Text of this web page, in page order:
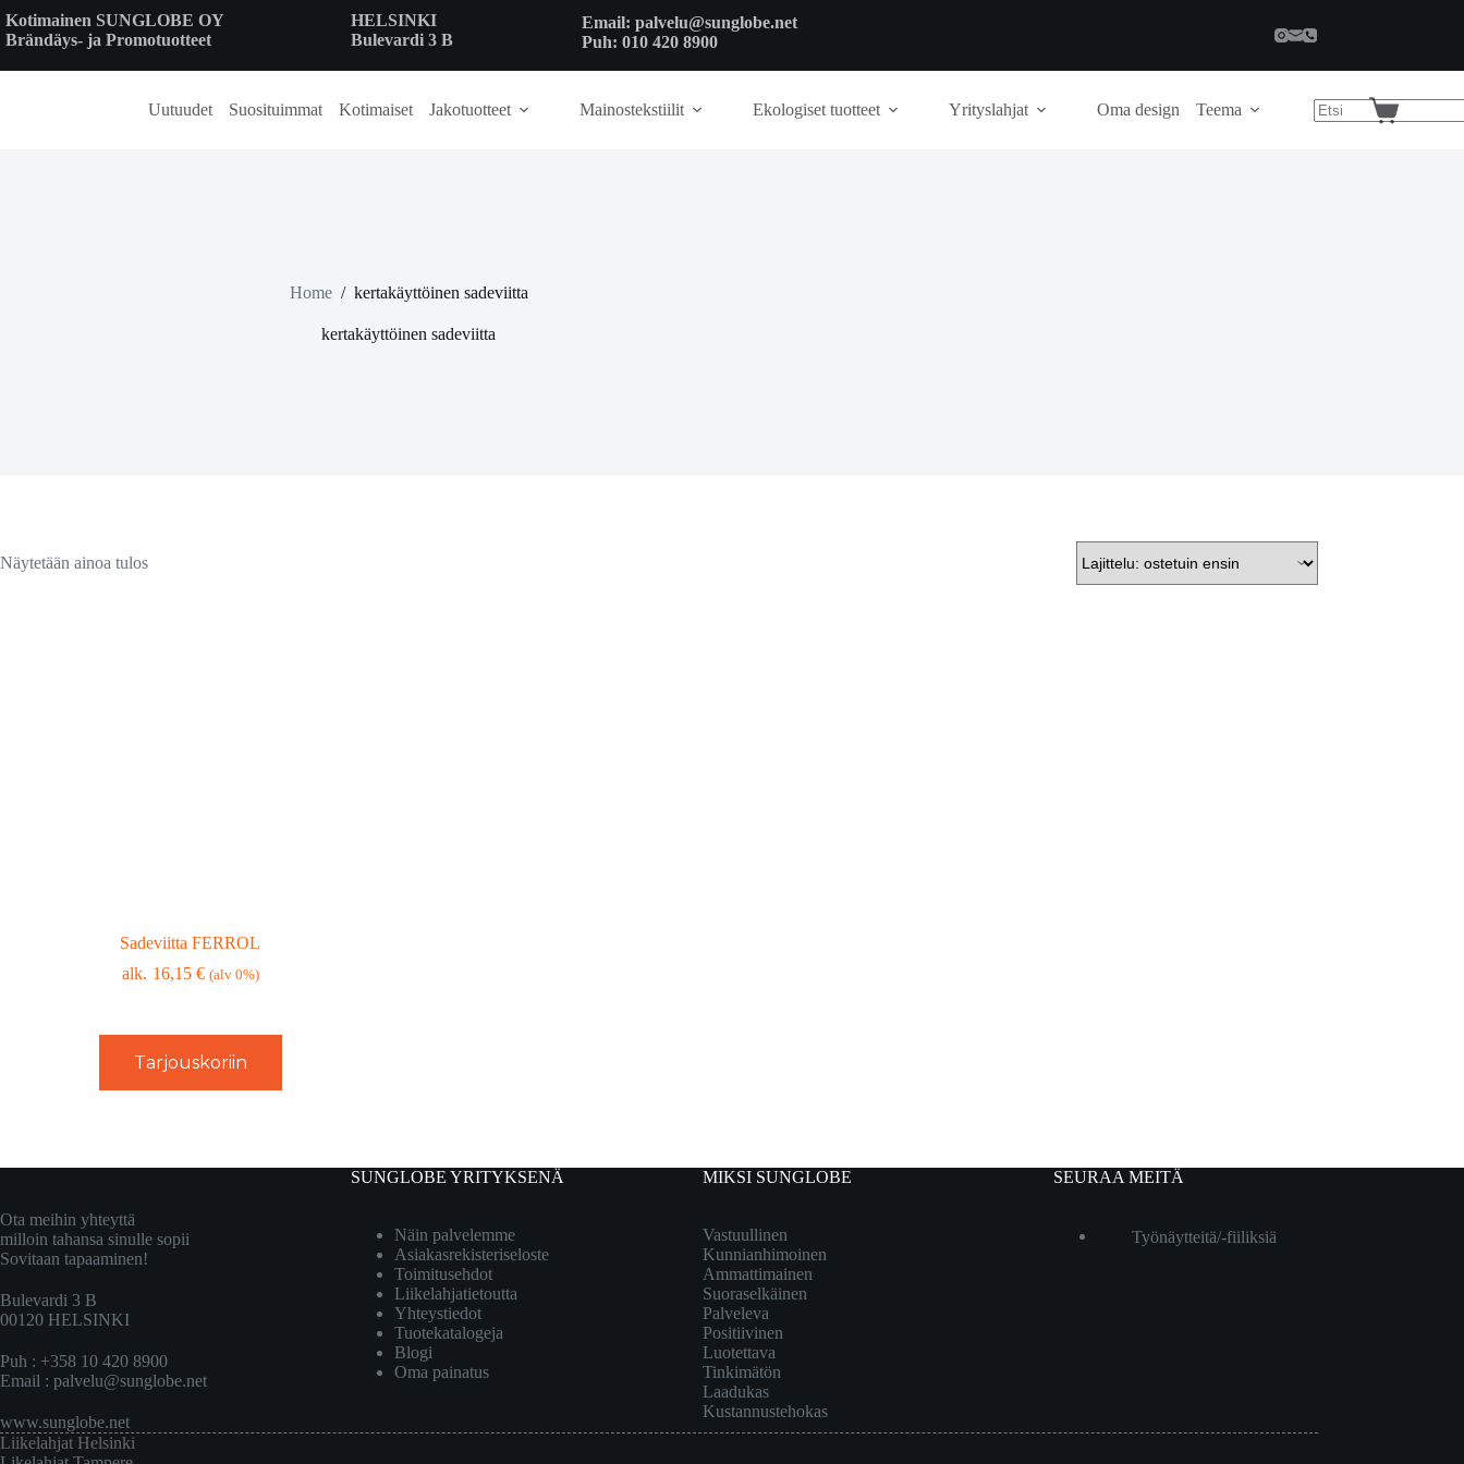
to
content
Kotimainen SUNGLOBE OY
Brändäys- ja Promotuotteet
HELSINKI
Bulevardi 3 B
Email: palvelu@sunglobe.net
Puh: 010 420 8900
Uutuudet Suosituimmat Kotimaiset Jakotuotteet Mainostekstiilit Ekologiset tuotteet Yrityslahjat Oma design Teema
Shopping
Home / kertakäyttöinen sadeviitta
kertakäyttöinen sadeviitta
Näytetään ainoa tulos
Sadeviitta FERROL
16,15 € (alv 0%)
Tarjouskoriin
Ota meihin yhteyttä
milloin tahansa sinulle sopii
Sovitaan tapaaminen!
Bulevardi 3 B
00120 HELSINKI
Puh : +358 10 420 8900
Email : palvelu@sunglobe.net
www.sunglobe.net
SUNGLOBE YRITYKSENÄ
Näin palvelemme
Asiakasrekisteriseloste
Toimitusehdot
Liikelahjatietoutta
Yhteystiedot
Tuotekatalogeja
Blogi
Oma painatus
MIKSI SUNGLOBE
Vastuullinen
Kunnianhimoinen
Ammattimainen
Suoraselkäinen
Palveleva
Positiivinen
Luotettava
Tinkimätön
Laadukas
Kustannustehokas
SEURAA MEITÄ
Työnäytteitä/-fiiliksiä
Liikelahjat Helsinki